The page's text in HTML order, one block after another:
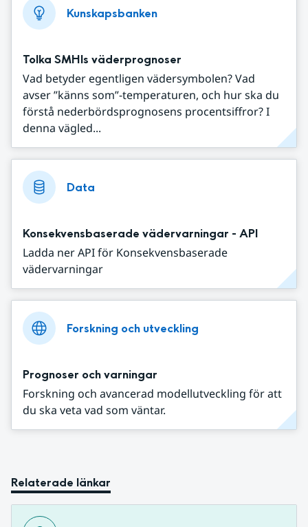
Kunskapsbanken
Tolka SMHIs väderprognoser
Vad betyder egentligen vädersymbolen? Vad
avser ”känns som”-temperaturen, och hur ska du
förstå nederbördsprognosens procentsiffror? I
denna vägled...
Data
Konsekvensbaserade vädervarningar - API
Ladda ner API för Konsekvensbaserade
vädervarningar
Forskning och utveckling
Prognoser och varningar
Forskning och avancerad modellutveckling för att
du ska veta vad som väntar.
Relaterade länkar